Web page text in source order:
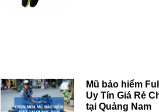
Mũ bảo hiểm
Uy Tín Giá Rẻ
tại Quảng Nam